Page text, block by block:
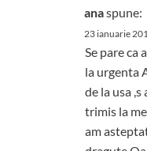
anaspune:
23 ianuarie
Se pare ca
la urgenta
de la usa
trimis la
am